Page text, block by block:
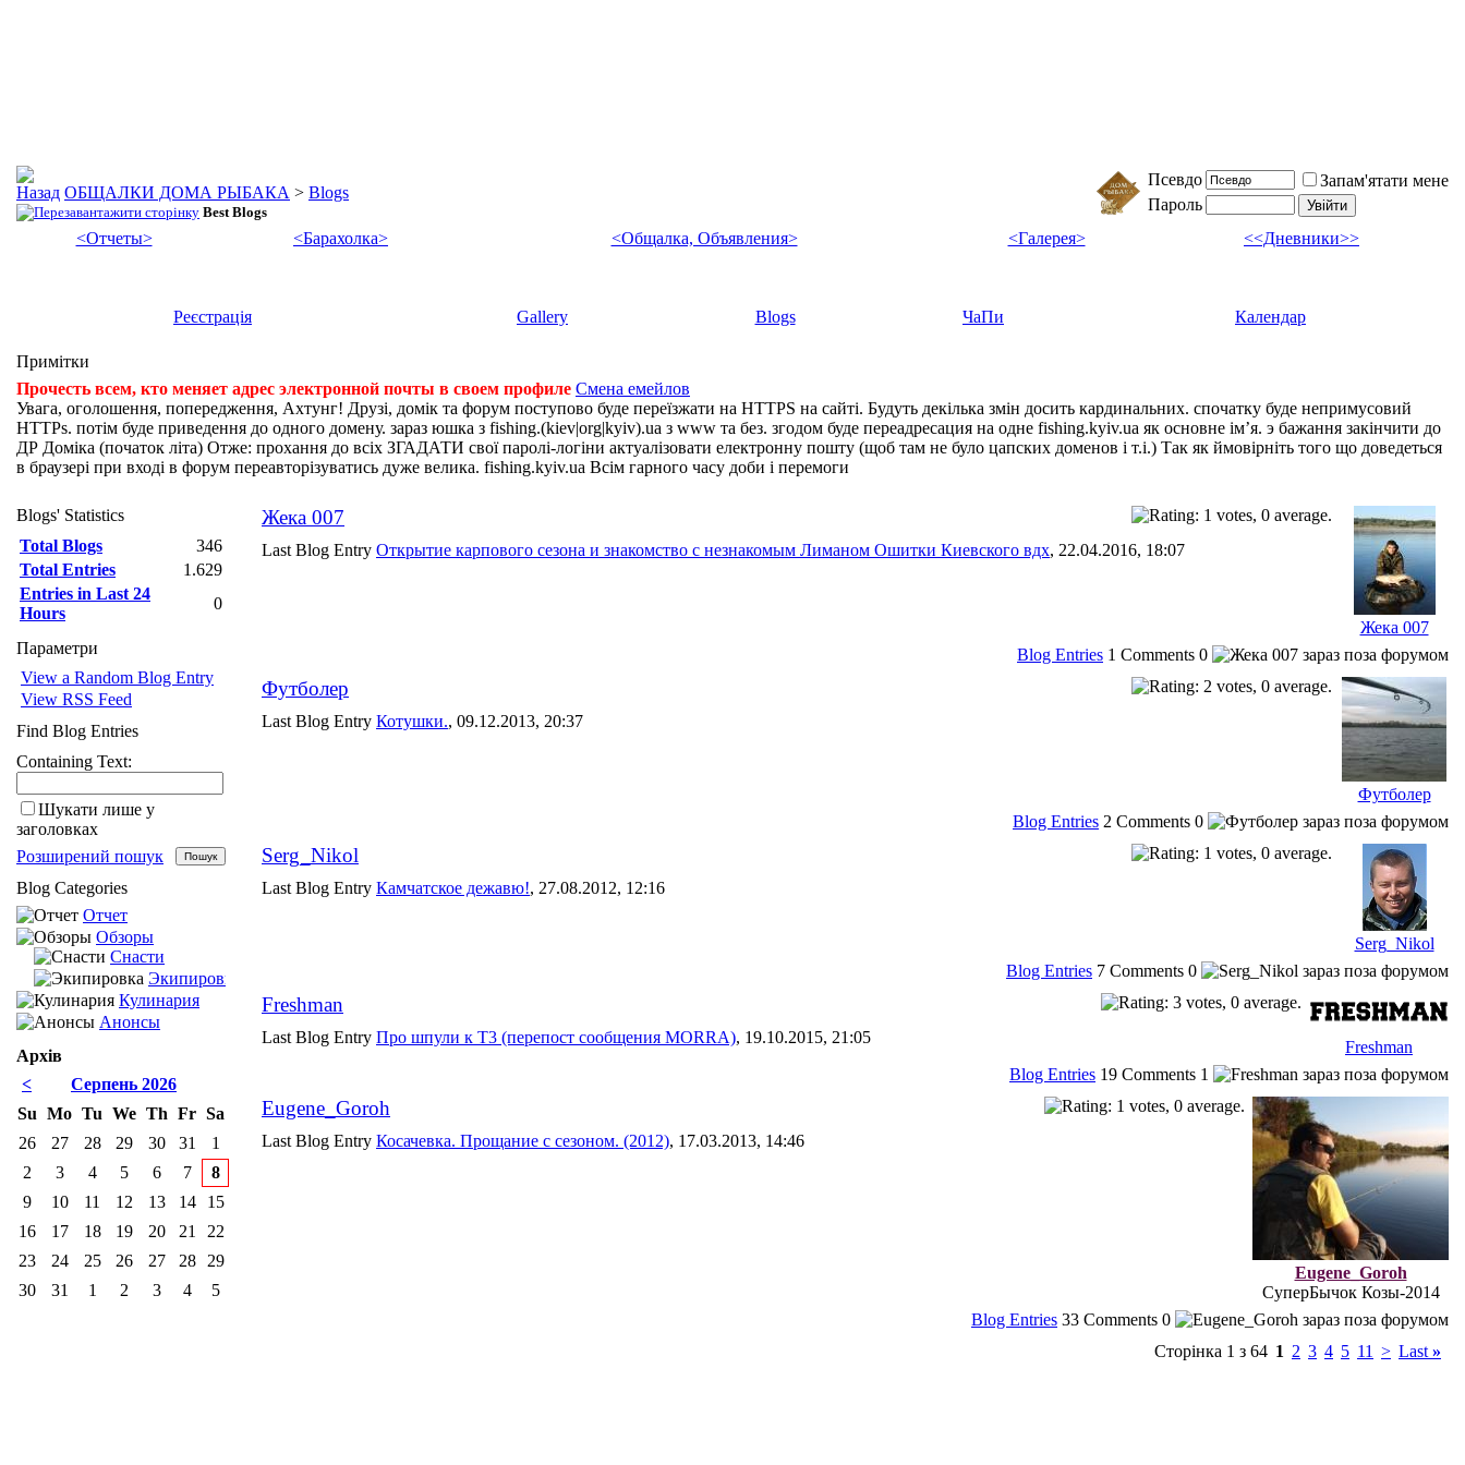
ОБЩАЛКИ ДОМА РЫБАКА > Blogs
Best Blogs
Псевдо
Запам'ятати мене
Пароль
<Отчеты>
<Барахолка> <Общалка, Объявления> <Галерея> <<Дневники>>
Реєстрація Gallery Blogs ЧаПи Календар
Примітки
Прочесть всем, кто меняет адрес электронной почты в своем профиле Смена емейлов
Увага, оголошення, попередження, Ахтунг! Друзі, домік та форум поступово буде переїзжати на HTTPS на сайті. Будуть декілька змін досить кардинальних. спочатку буде непримусовий
HTTPs. потім буде приведення до одного домену. зараз юшка з fishing.(kiev|org|kyiv).ua з www та без. згодом буде переадресация на одне fishing.kyiv.ua як основне імʼя. э бажання закінчити до
ДР Доміка (початок літа) Отже: прохання до всіх ЗГАДАТИ свої паролі-логіни актуалізовати електронну пошту (щоб там не було цапских доменов і т.і.) Так як ймовірніть того що доведеться
в браузері при вході в форум переавторізуватись дуже велика. fishing.kyiv.ua Всім гарного часу доби і перемоги
Жека 007
Last Blog Entry Открытие карпового сезона и знакомство с незнакомым Лиманом Ошитки Киевского вдх, 22.04.2016, 18:07
Жека 007
Blog Entries 1 Comments 0
Футболер
Last Blog Entry Котушки., 09.12.2013, 20:37
Футболер
Blog Entries 2 Comments 0
Serg_Nikol
Last Blog Entry Камчатское дежавю!, 27.08.2012, 12:16
Serg_Nikol
Blog Entries 7 Comments 0
Freshman
Last Blog Entry Про шпули к Т3 (перепост сообщения MORRA), 19.10.2015, 21:05
Freshman
Blog Entries 19 Comments 1
Eugene_Goroh
Last Blog Entry Косачевка. Прощание с сезоном. (2012), 17.03.2013, 14:46
Eugene_Goroh
СуперБычок Козы-2014
Blog Entries 33 Comments 0
Сторінка 1 з 64 1 2 3 4 5 11 > Last »
Blogs' Statistics
Total Blogs
346
Total Entries
1.629
Entries in Last 24
Hours
0
Параметри
View a Random Blog Entry
View RSS Feed
Find Blog Entries
Containing Text:
Шукати лише у
заголовках
Розширений пошук
Blog Categories
Отчет
Обзоры
Снасти
Экипировка
Кулинария
Анонсы
Архів
<
Серпень 2026
Su Mo Tu We Th Fr Sa
26
27 28 29 30 31
1
2
3 4 5 6 7
8
9
10 11 12 13 14
15
16
17 18 19 20 21
22
23
24 25 26 27 28
29
30
31 1 2 3 4 5